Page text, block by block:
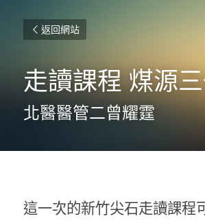
返回網站
走讀課程 煤源
北醫醫管二曾耀霆
這一次的新竹尖石走讀課程